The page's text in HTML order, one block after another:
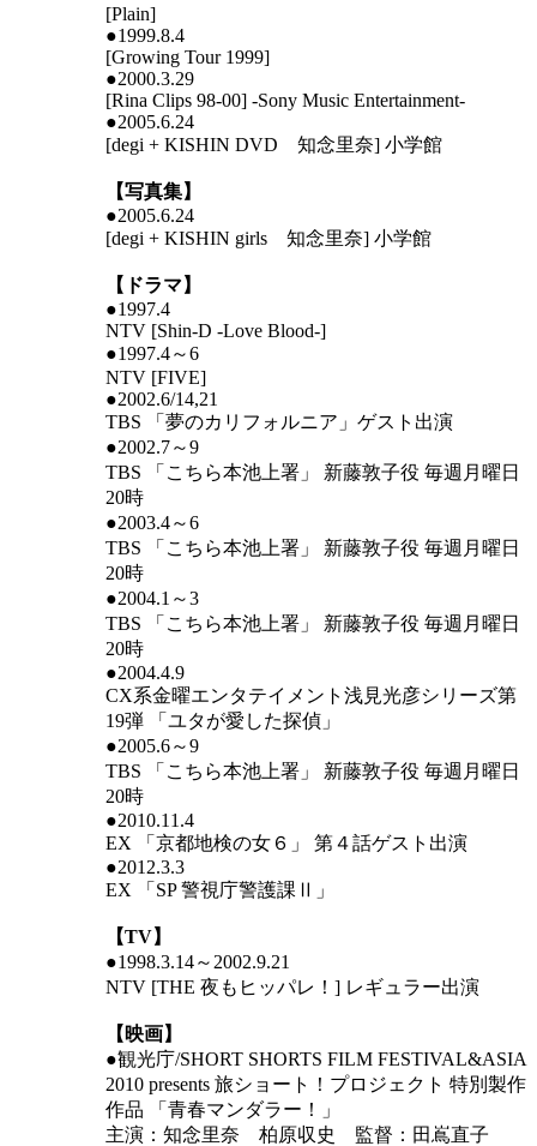
[Plain]
●1999.8.4
[Growing Tour 1999]
●2000.3.29
[Rina Clips 98-00] -Sony Music Entertainment-
●2005.6.24
[degi + KISHIN DVD 知念里奈] 小学館
【写真集】
●2005.6.24
[degi + KISHIN girls 知念里奈] 小学館
【ドラマ】
●1997.4
NTV [Shin-D -Love Blood-]
●1997.4～6
NTV [FIVE]
●2002.6/14,21
TBS 「夢のカリフォルニア」ゲスト出演
●2002.7～9
TBS 「こちら本池上署」 新藤敦子役 毎週月曜日
20時
●2003.4～6
TBS 「こちら本池上署」 新藤敦子役 毎週月曜日
20時
●2004.1～3
TBS 「こちら本池上署」 新藤敦子役 毎週月曜日
20時
●2004.4.9
CX系金曜エンタテイメント浅見光彦シリーズ第
19弾 「ユタが愛した探偵」
●2005.6～9
TBS 「こちら本池上署」 新藤敦子役 毎週月曜日
20時
●2010.11.4
EX 「京都地検の女６」 第４話ゲスト出演
●2012.3.3
EX 「SP 警視庁警護課Ⅱ」
【TV】
●1998.3.14～2002.9.21
NTV [THE 夜もヒッパレ！] レギュラー出演
【映画】
●観光庁/SHORT SHORTS FILM FESTIVAL&ASIA
2010 presents 旅ショート！プロジェクト 特別製作
作品 「青春マンダラー！」
主演：知念里奈 柏原収史 監督：田嶌直子